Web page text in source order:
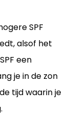
SPF
alsof het
een
je in de zon
tijd waarin je